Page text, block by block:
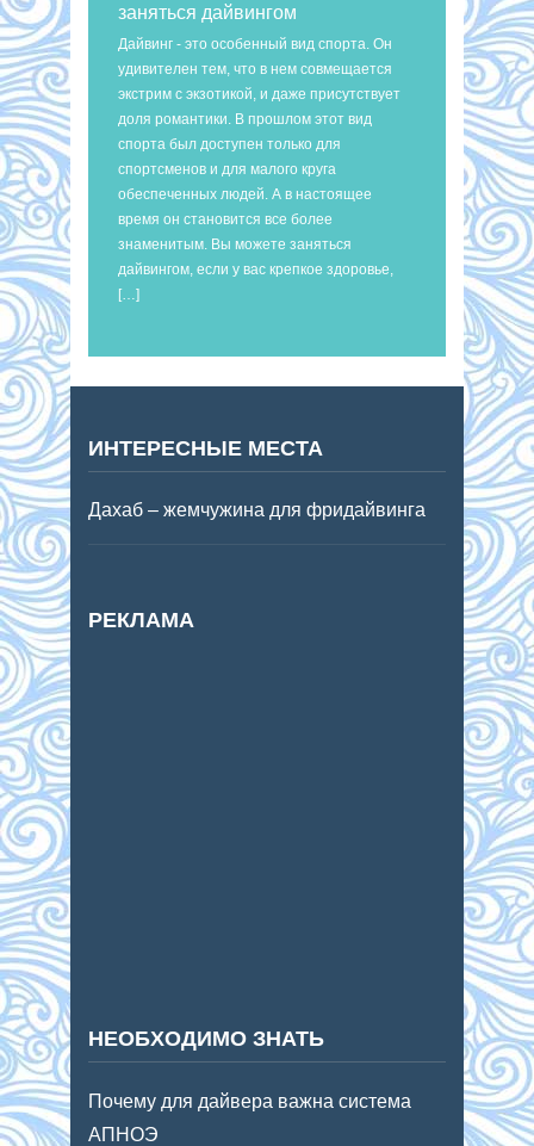
заняться дайвингом
Дайвинг - это особенный вид спорта. Он
удивителен тем, что в нем совмещается
экстрим с экзотикой, и даже присутствует
доля романтики. В прошлом этот вид
спорта был доступен только для
спортсменов и для малого круга
обеспеченных людей. А в настоящее
время он становится все более
знаменитым. Вы можете заняться
дайвингом, если у вас крепкое здоровье,
[…]
ИНТЕРЕСНЫЕ МЕСТА
Дахаб – жемчужина для фридайвинга
РЕКЛАМА
НЕОБХОДИМО ЗНАТЬ
Почему для дайвера важна система
АПНОЭ